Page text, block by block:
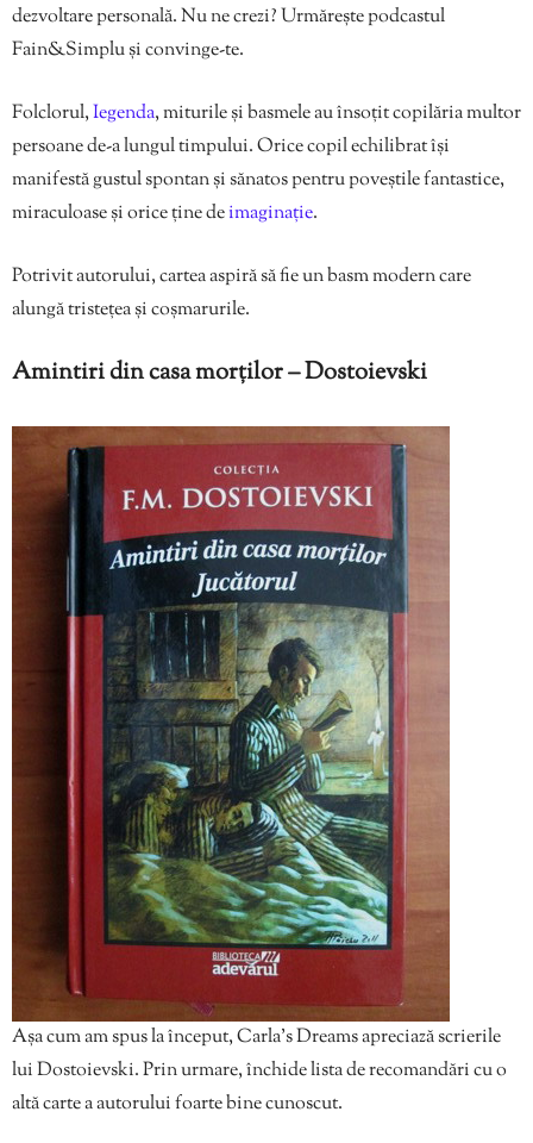
dezvoltare personală. Nu ne crezi? Urmărește podcastul
Fain&Simplu și convinge-te.
Folclorul,Iegenda, miturile și basmele au însoțit copilăria multor
persoane de-a lungul timpului. Orice copil echilibrat își
manifestă gustul spontan și sănatos pentru poveștile fantastice,
miraculoase și orice ține deimaginație.
Potrivit autorului, cartea aspiră să fie un basm modern care
alungă tristețea și coșmarurile.
Amintiri din casa morților – Dostoievski
Așa cum am spus la început, Carla’s Dreams apreciază scrierile
lui Dostoievski. Prin urmare, închide lista de recomandări cu o
altă carte a autorului foarte bine cunoscut.